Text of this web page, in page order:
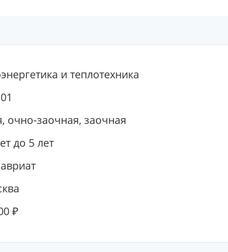
и теплотехника
очно-заочная, заочная
до 5 лет
₽